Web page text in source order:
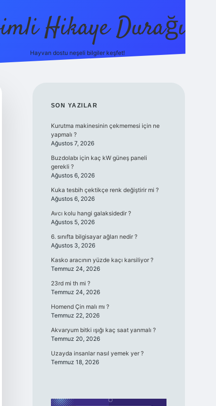
Hikaye Durağı
Hayvan dostu neşeli bilgiler keşfet!
SIDEBAR
SON YAZILAR
Kurutma makinesinin çekmemesi için ne
yapmalı ?
Ağustos 7, 2026
Buzdolabı için kaç kW güneş paneli
gerekli ?
Ağustos 6, 2026
Kuka tesbih çektikçe renk değiştirir mi ?
Ağustos 6, 2026
Avcı kolu hangi galaksidedir ?
Ağustos 5, 2026
6. sınıfta bilgisayar ağları nedir ?
Ağustos 3, 2026
Kasko aracının yüzde kaçı karsiliyor ?
Temmuz 24, 2026
23rd mi th mi ?
Temmuz 24, 2026
Homend Çin malı mı ?
Temmuz 22, 2026
Akvaryum bitki ışığı kaç saat yanmalı ?
Temmuz 20, 2026
Uzayda insanlar nasıl yemek yer ?
Temmuz 18, 2026